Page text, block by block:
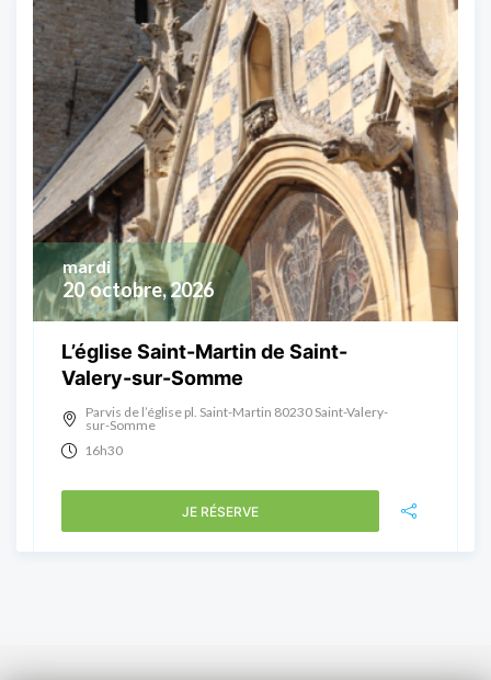
20 octobre, 2026
mardi
L’église Saint-Martin de Saint-
Valery-sur-Somme
Parvis de l’église pl. Saint-Martin 80230 Saint-Valery-
sur-Somme
16h30
JE RÉSERVE